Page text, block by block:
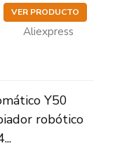
VER PRODUCTO
Aliexpress
Y50
robótico